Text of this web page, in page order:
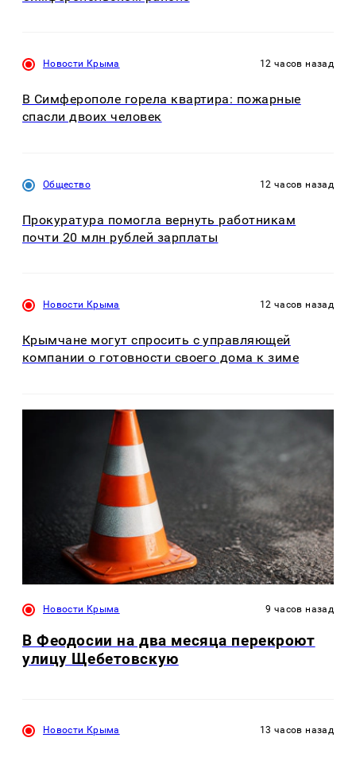
Новости Крыма 12 часов назад
В Симферополе горела квартира: пожарные
спасли двоих человек
Общество 12 часов назад
Прокуратура помогла вернуть работникам
почти 20 млн рублей зарплаты
Новости Крыма 12 часов назад
Крымчане могут спросить с управляющей
компании о готовности своего дома к зиме
Новости Крыма 9 часов назад
В Феодосии на два месяца перекроют
улицу Щебетовскую
Новости Крыма 13 часов назад